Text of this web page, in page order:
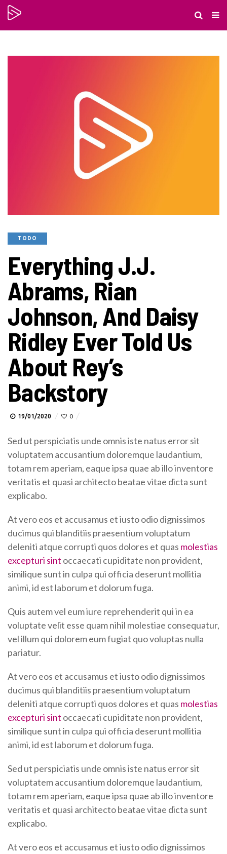
TODO
Everything J.J.
Abrams, Rian
Johnson, And Daisy
Ridley Ever Told Us
About Rey’s
Backstory
19/01/2020 0
Sed ut perspiciatis unde omnis iste natus error sit
voluptatem accusantium doloremque laudantium,
totam rem aperiam, eaque ipsa quae ab illo inventore
veritatis et quasi architecto beatae vitae dicta sunt
explicabo.
At vero eos et accusamus et iusto odio dignissimos
ducimus qui blanditiis praesentium voluptatum
deleniti atque corrupti quos dolores et quas molestias
excepturi sint occaecati cupiditate non provident,
similique sunt in culpa qui officia deserunt mollitia
animi, id est laborum et dolorum fuga.
Quis autem vel eum iure reprehenderit qui in ea
voluptate velit esse quam nihil molestiae consequatur,
vel illum qui dolorem eum fugiat quo voluptas nulla
pariatur.
At vero eos et accusamus et iusto odio dignissimos
ducimus qui blanditiis praesentium voluptatum
deleniti atque corrupti quos dolores et quas molestias
excepturi sint occaecati cupiditate non provident,
similique sunt in culpa qui officia deserunt mollitia
animi, id est laborum et dolorum fuga.
Sed ut perspiciatis unde omnis iste natus error sit
voluptatem accusantium doloremque laudantium,
totam rem aperiam, eaque ipsa quae ab illo inventore
veritatis et quasi architecto beatae vitae dicta sunt
explicabo.
At vero eos et accusamus et iusto odio dignissimos